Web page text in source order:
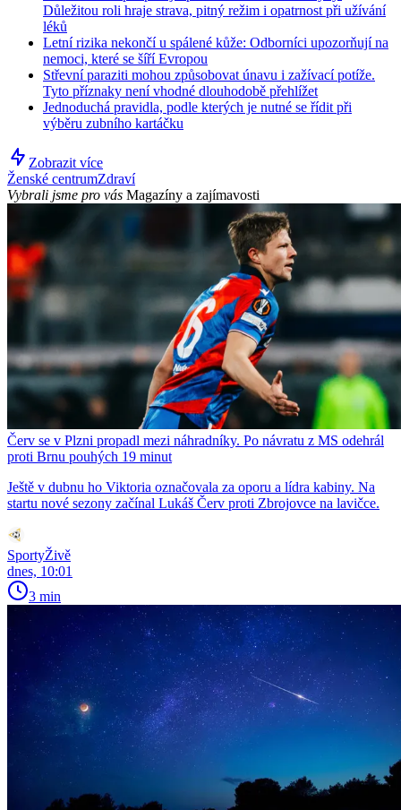
Důležitou roli hraje strava, pitný režim i opatrnost při užívání
léků
Letní rizika nekončí u spálené kůže: Odborníci upozorňují na
nemoci, které se šíří Evropou
Střevní paraziti mohou způsobovat únavu i zažívací potíže.
Tyto příznaky není vhodné dlouhodobě přehlížet
Jednoduchá pravidla, podle kterých je nutné se řídit při
výběru zubního kartáčku
Zobrazit více
Ženské centrumZdraví
Vybrali jsme pro vás Magazíny a zajímavosti
Červ se v Plzni propadl mezi náhradníky. Po návratu z MS odehrál
proti Brnu pouhých 19 minut
Ještě v dubnu ho Viktoria označovala za oporu a lídra kabiny. Na
startu nové sezony začínal Lukáš Červ proti Zbrojovce na lavičce.
SportyŽivě
dnes, 10:01
3 min